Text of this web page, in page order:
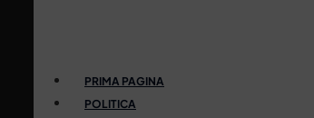
PRIMA PAGINA
POLITICA